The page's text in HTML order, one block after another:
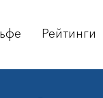
Рейтинги